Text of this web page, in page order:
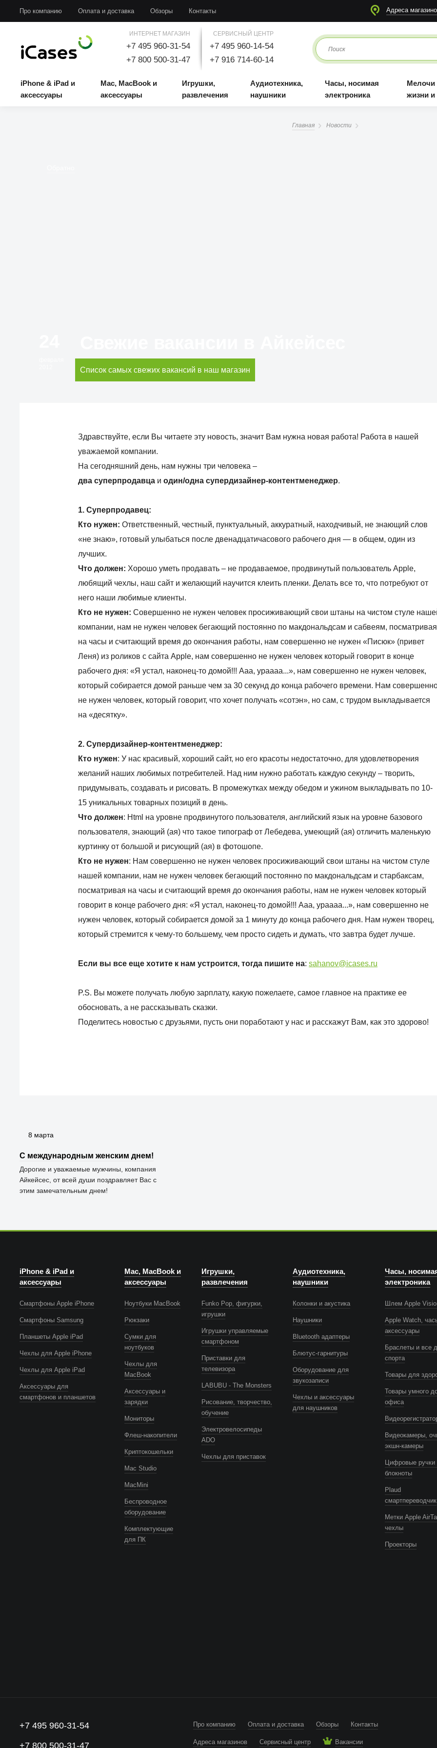
Про компанию Оплата и доставка Обзоры Контакты Адреса
ИНТЕРНЕТ МАГАЗИН
+7 495 960-31-54
+7 800 500-31-47
СЕРВИСНЫЙ ЦЕНТР
+7 495 960-14-54
+7 916 714-60-14
iPhone & iPad и
аксессуары
Mac, MacBook и
аксессуары
Игрушки,
развлечения
Аудиотехника,
наушники
Часы, носимая
электроника
Мелочи
жизни
Главная Новости
Список самых свежих вакансий в наш магазин
Здравствуйте, если Вы читаете эту новость, значит Вам нужна новая работа! Работа в нашей
уважаемой компании.
На сегодняшний день, нам нужны три человека –
два суперпродавца и один/одна супердизайнер-контентменеджер.
1. Суперпродавец:
Кто нужен: Ответственный, честный, пунктуальный, аккуратный, находчивый, не знающий слов
«не знаю», готовый улыбаться после двенадцатичасового рабочего дня — в общем, один из
лучших.
Что должен: Хорошо уметь продавать – не продаваемое, продвинутый пользователь Apple,
любящий чехлы, наш сайт и желающий научится клеить пленки. Делать все то, что потребуют от
него наши любимые клиенты.
Кто не нужен: Совершенно не нужен человек просиживающий свои штаны на чистом стуле
компании, нам не нужен человек бегающий постоянно по макдональдсам и сабвеям, посматривая
на часы и считающий время до окончания работы, нам совершенно не нужен «Писюк» (привет
Леня) из роликов с сайта Apple, нам совершенно не нужен человек который говорит в конце
рабочего дня: «Я устал, наконец-то домой!!! Ааа, ураааа...», нам совершенно не нужен человек,
который собирается домой раньше чем за 30 секунд до конца рабочего времени. Нам
не нужен человек, который говорит, что хочет получать «сотэн», но сам, с трудом выкладывается
на «десятку».
2. Супердизайнер-контентменеджер:
Кто нужен: У нас красивый, хороший сайт, но его красоты недостаточно, для удовлетворения
желаний наших любимых потребителей. Над ним нужно работать каждую секунду – творить,
придумывать, создавать и рисовать. В промежутках между обедом и ужином выкладывать по 10-
15 уникальных товарных позиций в день.
Что должен: Html на уровне продвинутого пользователя, английский язык на уровне базового
пользователя, знающий (ая) что такое типограф от Лебедева, умеющий (ая) отличить маленькую
куртинку от большой и рисующий (ая) в фотошопе.
Кто не нужен: Нам совершенно не нужен человек просиживающий свои штаны на чистом стуле
нашей компании, нам не нужен человек бегающий постоянно по макдональдсам и старбаксам,
посматривая на часы и считающий время до окончания работы, нам не нужен человек который
говорит в конце рабочего дня: «Я устал, наконец-то домой!!! Ааа, ураааа...», нам совершенно не
нужен человек, который собирается домой за 1 минуту до конца рабочего дня. Нам нужен творец,
который стремится к чему-то большему, чем просто сидеть и думать, что завтра будет лучше.
Если вы все еще хотите к нам устроится, тогда пишите на: sahanov@icases.ru
P.S. Вы можете получать любую зарплату, какую пожелаете, самое главное на практике ее
обосновать, а не рассказывать сказки.
Поделитесь новостью с друзьями, пусть они поработают у нас и расскажут Вам, как это здорово!
8 марта
С международным женским днем!
Дорогие и уважаемые мужчины, компания
Айкейсес, от всей души поздравляет Вас с
этим замечательным днем!
iPhone & iPad и
аксессуары
Смартфоны Apple iPhone
Смартфоны Samsung
Планшеты Apple iPad
Чехлы для Apple iPhone
Чехлы для Apple iPad
Аксессуары для
смартфонов и планшетов
Mac, MacBook и
аксессуары
Ноутбуки MacBook
Рюкзаки
Сумки для
ноутбуков
Чехлы для
MacBook
Аксессуары и
зарядки
Мониторы
Флеш-накопители
Криптокошельки
Mac Studio
MacMini
Беспроводное
оборудование
Комплектующие
для ПК
Игрушки,
развлечения
Funko Pop, фигурки,
игрушки
Игрушки управляемые
смартфоном
Приставки для
телевизора
LABUBU - The Monsters
Рисование, творчество,
обучение
Электровелосипеды
ADO
Чехлы для приставок
Аудиотехника,
наушники
Колонки и акустика
Наушники
Bluetooth адаптеры
Блютус-гарнитуры
Оборудование для
звукозаписи
Чехлы и аксессуары
для наушников
Часы,
электроника
Шлем Apple
Apple Watch,
аксессуары
Браслеты и все
спорта
Товары для
Товары умного
офиса
Видеокамеры,
экшн-камеры
Цифровые ручки
блокноты
Plaud
смартпереводчик
Метки Apple
чехлы
Проекторы
+7 495 960-31-54
+7 800 500-31-47
Про компанию Оплата и доставка Обзоры Контакты
Адреса магазинов Сервисный центр Вакансии